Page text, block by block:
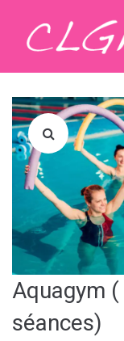
Aquagym
séances)